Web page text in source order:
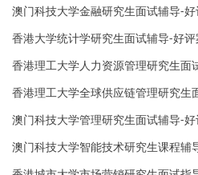
澳门科技大学金融研究生面试辅导-好
香港大学统计学研究生面试辅导-好评
香港理工大学人力资源管理研究生面
澳门科技大学管理研究生面试辅导-好
澳门科技大学智能技术研究生课程辅